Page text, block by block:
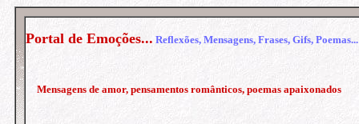
Portal de Emoções... Reflexões, Mensagens, Frases, Gifs, Poemas...
Mensagens de amor, pensamentos românticos, poemas apaixonados